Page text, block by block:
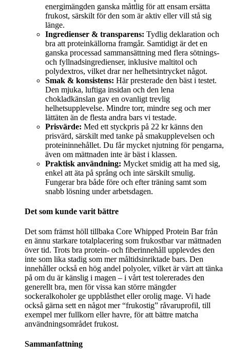
energimängden ganska måttlig för att ensam ersätta
frukost, särskilt för den som är aktiv eller vill stå sig
länge.
Ingredienser & transparens: Tydlig deklaration och
bra att proteinkällorna framgår. Samtidigt är det en
ganska processad sammansättning med flera sötnings-
och fyllnadsingredienser, inklusive maltitol och
polydextros, vilket drar ner helhetsintrycket något.
Smak & konsistens: Här presterade den bäst i testet.
Den mjuka, luftiga insidan och den lena
chokladkänslan gav en ovanligt trevlig
helhetsupplevelse. Mindre torr, mindre seg och mer
lättäten än de flesta andra bars vi testade.
Prisvärde: Med ett styckpris på 22 kr känns den
prisvärd, särskilt med tanke på smakupplevelsen och
proteininnehållet. Du får mycket njutning för pengarna,
även om mättnaden inte är bäst i klassen.
Praktisk användning: Mycket smidig att ha med sig,
enkel att äta på språng och inte särskilt smulig.
Fungerar bra både före och efter träning samt som
snabb lösning under arbetsdagen.
Det som kunde varit bättre
Det som främst höll tillbaka Core Whipped Protein Bar från
en ännu starkare totalplacering som frukostbar var mättnaden
över tid. Trots bra protein- och fiberinnehåll upplevdes den
inte som lika stadig som mer måltidsinriktade bars. Den
innehåller också en hög andel polyoler, vilket är värt att tänka
på om du är känslig i magen – i vårt test tolererades den
generellt bra, men för vissa kan större mängder
sockeralkoholer ge uppblåsthet eller orolig mage. Vi hade
också gärna sett en något mer “frukostig” råvaruprofil, till
exempel mer fullkorn eller havre, för att bättre matcha
användningsområdet frukost.
Sammanfattning